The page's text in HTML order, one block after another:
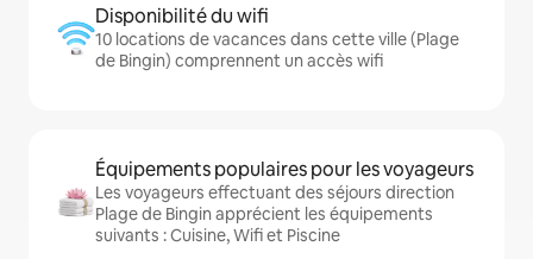
Disponibilité du wifi
10 locations de vacances dans cette ville (Plage
de Bingin) comprennent un accès wifi
Équipements populaires pour les voyageurs
Les voyageurs effectuant des séjours direction
Plage de Bingin apprécient les équipements
suivants : Cuisine, Wifi et Piscine